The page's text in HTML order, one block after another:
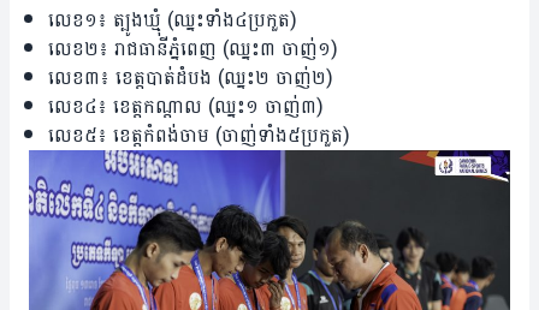
លេខ១៖ ត្បូងឃ្មុំ (ឈ្នះ​ទាំង​៤​ប្រកួត)
លេខ២៖ រាជធានី​ភ្នំពេញ (ឈ្នះ​៣ ចាញ់១)
លេខ​៣៖ ខេត្ត​បាត់ដំបង (ឈ្នះ២ ចាញ់២)
លេខ​៤៖ ខេត្ត​កណ្តាល (ឈ្នះ១​ ចាញ់​៣)
លេខ​៥៖ ខេត្ត​កំពង់ចាម (ចាញ់​ទាំង​៥​ប្រកួត)